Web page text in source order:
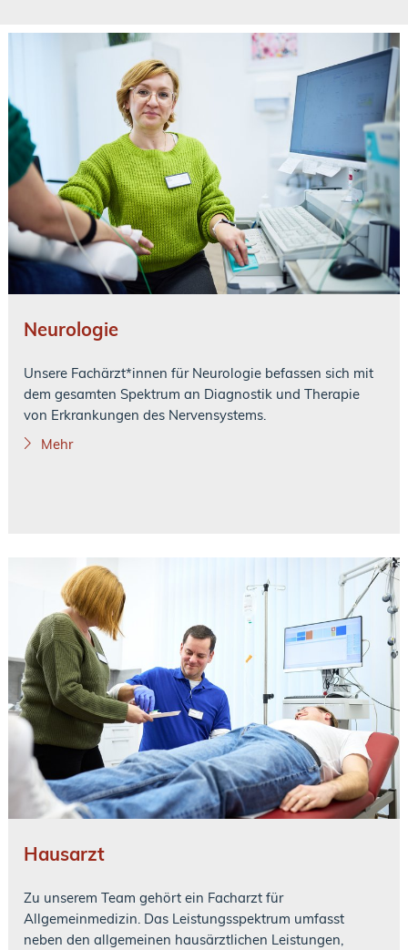
Neurologie
Unsere Fachärzt*innen für Neurologie befassen sich mit
dem gesamten Spektrum an Diagnostik und Therapie
von Erkrankungen des Nervensystems.
Mehr
Hausarzt
Zu unserem Team gehört ein Facharzt für
Allgemeinmedizin. Das Leistungsspektrum umfasst
neben den allgemeinen hausärztlichen Leistungen,